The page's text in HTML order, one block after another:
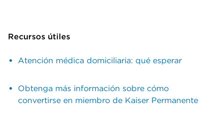
Recursos útiles
Atención médica domiciliaria: qué esperar
Obtenga más información sobre cómo
convertirse en miembro de Kaiser Permanente